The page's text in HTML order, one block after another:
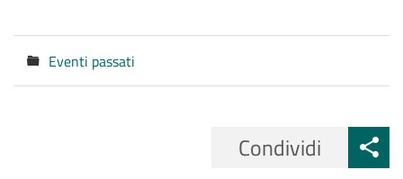
Categorie
Eventi passati
Condividi